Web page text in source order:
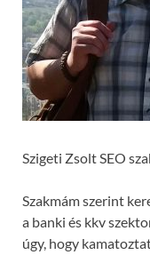
Szigeti Zsolt SEO
Szakmám szerint
a banki és kkv
úgy, hogy